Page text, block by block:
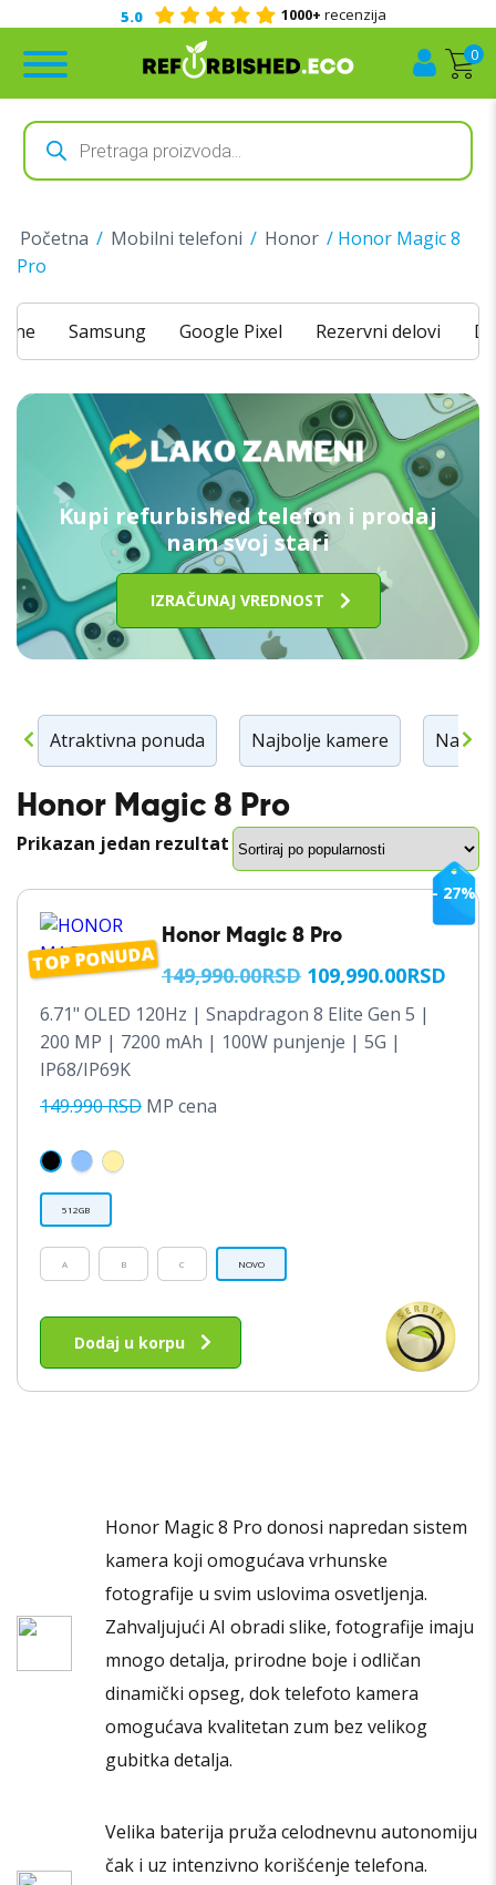
1000+recenzija
0
Products
search
Početna / Mobilni telefoni / Honor / Honor Magic 8
Pro
Samsung Google Pixel Rezervni delovi
Kupi refurbished telefon i prodaj
nam svoj stari
IZRAČUNAJ VREDNOST
Atraktivna ponuda Najbolje kamere
Honor Magic 8 Pro
Prikazan jedan rezultat
TOP PONUDA
- 27%
Honor Magic 8 Pro
149,990.00RSD ORIGINALNA
CENA
JE
109,990.00RSD
6.71" OLED 120Hz | Snapdragon 8 Elite Gen 5 |
200 MP | 7200 mAh | 100W punjenje | 5G |
IP68/IP69K
149.990 RSD MP cena
512GB
A B C NOVO
Dodaj u korpu
ima
više
izabrane
na
stranici
proizvoda.
Honor Magic 8 Pro donosi napredan sistem
kamera koji omogućava vrhunske
fotografije u svim uslovima osvetljenja.
Zahvaljujući AI obradi slike, fotografije imaju
mnogo detalja, prirodne boje i odličan
dinamički opseg, dok telefoto kamera
omogućava kvalitetan zum bez velikog
gubitka detalja.
Velika baterija pruža celodnevnu autonomiju
čak i uz intenzivno korišćenje telefona.